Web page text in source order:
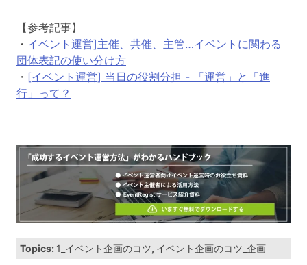
【参考記事】
・ イベント運営]主催、共催、主管…イベントに関わる
団体表記の使い分け方
・ [イベント運営] 当日の役割分担 - 「運営」と「進
行」って？
Topics: 1_イベント企画のコツ, イベント企画のコツ_企画